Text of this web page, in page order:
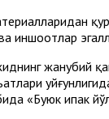
иншоотлар
жанубий
«Буюк ипак